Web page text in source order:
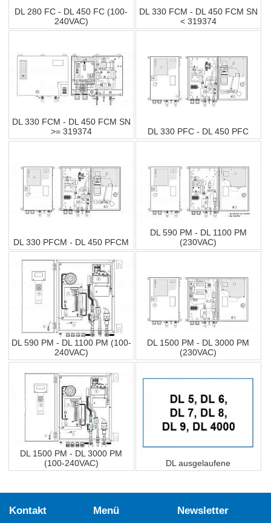
DL 280 FC - DL 450 FC (100-
240VAC)
DL 330 FCM - DL 450 FCM SN
< 319374
DL 330 FCM - DL 450 FCM SN
>= 319374
DL 330 PFC - DL 450 PFC
DL 330 PFCM - DL 450 PFCM
DL 590 PM - DL 1100 PM
(230VAC)
DL 590 PM - DL 1100 PM (100-
240VAC)
DL 1500 PM - DL 3000 PM
(230VAC)
DL 1500 PM - DL 3000 PM
(100-240VAC)
DL ausgelaufene
Kontakt Menü Newsletter